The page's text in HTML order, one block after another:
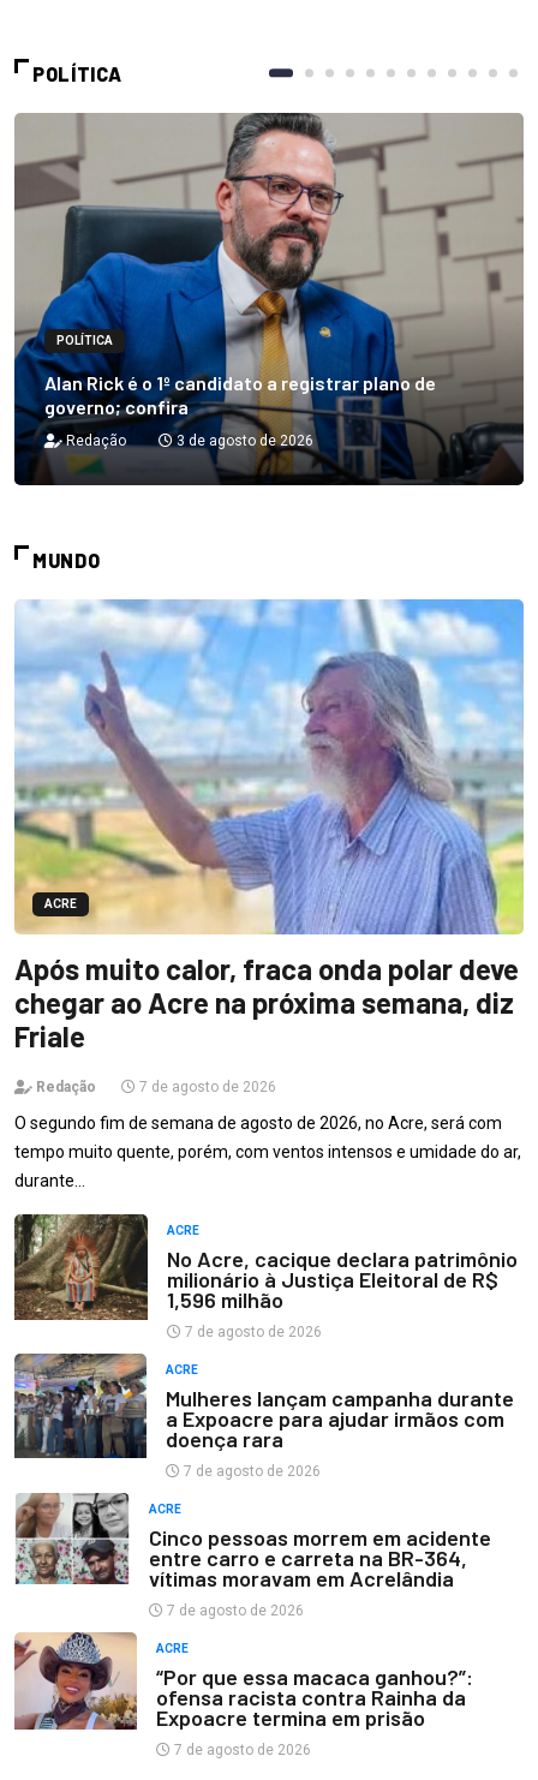
POLÍTICA
POLÍTICA
Alan Rick é o 1º candidato a registrar plano de
governo; confira
Redação 3 de agosto de 2026
MUNDO
ACRE
Após muito calor, fraca onda polar deve
chegar ao Acre na próxima semana, diz
Friale
Redação 7 de agosto de 2026
O segundo fim de semana de agosto de 2026, no Acre, será com
tempo muito quente, porém, com ventos intensos e umidade do ar,
durante…
ACRE
No Acre, cacique declara patrimônio
milionário à Justiça Eleitoral de R$
1,596 milhão
7 de agosto de 2026
ACRE
Mulheres lançam campanha durante
a Expoacre para ajudar irmãos com
doença rara
7 de agosto de 2026
ACRE
Cinco pessoas morrem em acidente
entre carro e carreta na BR-364,
vítimas moravam em Acrelândia
7 de agosto de 2026
ACRE
“Por que essa macaca ganhou?”:
ofensa racista contra Rainha da
Expoacre termina em prisão
7 de agosto de 2026